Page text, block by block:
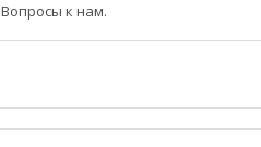
Вопросы к нам.